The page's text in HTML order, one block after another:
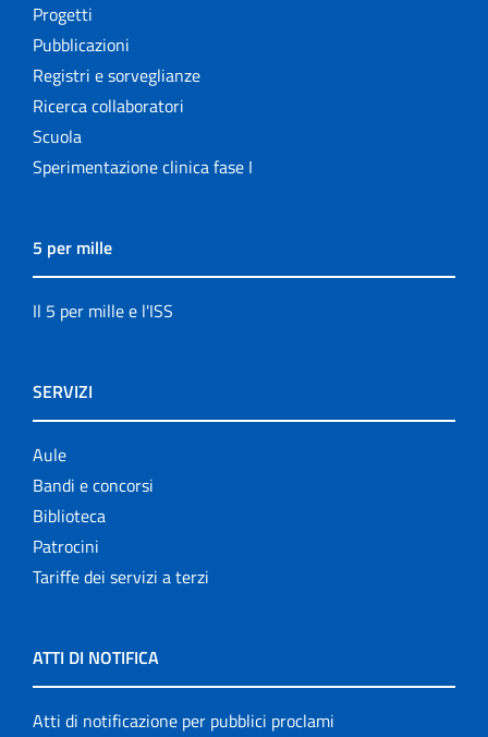
Progetti
Pubblicazioni
Registri e sorveglianze
Ricerca collaboratori
Scuola
Sperimentazione clinica fase I
5 per mille
Il 5 per mille e l'ISS
SERVIZI
Aule
Bandi e concorsi
Biblioteca
Patrocini
Tariffe dei servizi a terzi
ATTI DI NOTIFICA
Atti di notificazione per pubblici proclami